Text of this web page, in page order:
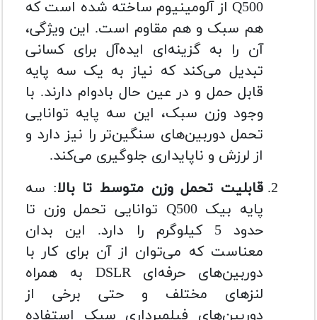
Q500 از آلومینیوم ساخته شده است که
هم سبک و هم مقاوم است. این ویژگی،
آن را به گزینه‌ای ایده‌آل برای کسانی
تبدیل می‌کند که نیاز به یک سه پایه
قابل حمل و در عین حال بادوام دارند. با
وجود وزن سبک، این سه پایه توانایی
تحمل دوربین‌های سنگین‌تر را نیز دارد و
از لرزش و ناپایداری جلوگیری می‌کند.
قابلیت تحمل وزن متوسط تا بالا: سه
پایه بیک Q500 توانایی تحمل وزن تا
حدود 5 کیلوگرم را دارد. این بدان
معناست که می‌توان از آن برای کار با
دوربین‌های حرفه‌ای DSLR به همراه
لنزهای مختلف و حتی برخی از
دوربین‌های فیلمبرداری سبک استفاده